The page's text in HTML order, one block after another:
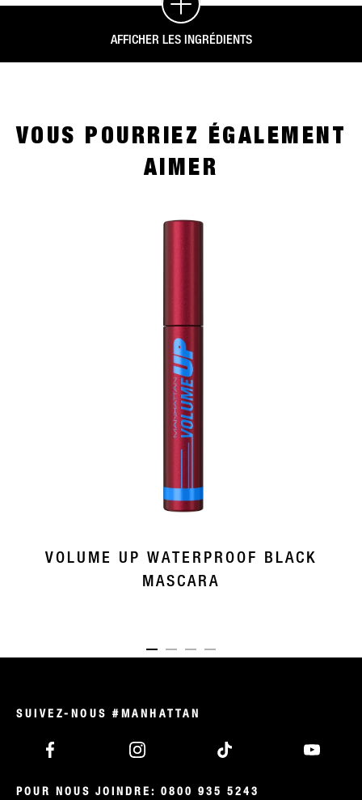
AFFICHER LES INGRÉDIENTS
VOUS POURRIEZ ÉGALEMENT
AIMER
VOLUME UP WATERPROOF BLACK
MASCARA
ITEM 01 (CURRENT SLIDE)
ITEM 02ITEM 03ITEM 04
SUIVEZ-NOUS #MANHATTAN
POUR NOUS JOINDRE: 0800 935 5243